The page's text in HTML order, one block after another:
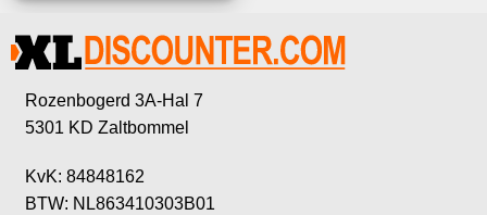
Rozenbogerd 3A-Hal 7
5301 KD Zaltbommel
KvK: 84848162
BTW: NL863410303B01